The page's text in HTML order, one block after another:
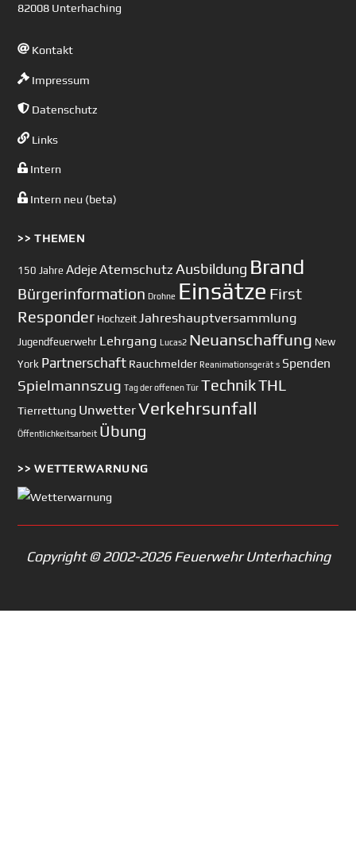
82008 Unterhaching
Kontakt
Impressum
Datenschutz
Links
Intern
Intern neu (beta)
>> THEMEN
150 Jahre AdejeAtemschutz Ausbildung Brand
Bürgerinformation Drohne Einsätze First
Responder Hochzeit Jahreshauptversammlung
Jugendfeuerwehr Lehrgang Lucas2 Neuanschaffung New
York Partnerschaft Rauchmelder Reanimationsgerät s Spenden
Spielmannszug Tag der offenen Tür TechnikTHL
Tierrettung UnwetterVerkehrsunfall
Öffentlichkeitsarbeit Übung
>> WETTERWARNUNG
Copyright © 2002-2026 Feuerwehr Unterhaching